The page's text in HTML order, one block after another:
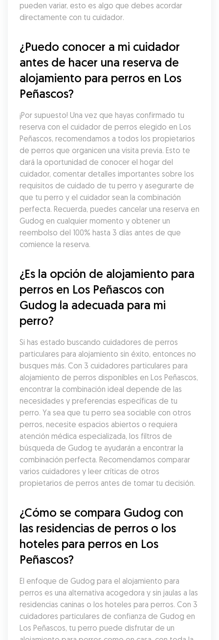
pueden variar, esto es algo que debes acordar
directamente con tu cuidador.
¿Puedo conocer a mi cuidador
antes de hacer una reserva de
alojamiento para perros en Los
Peñascos?
¡Por supuesto! Una vez que hayas confirmado tu
reserva con el cuidador de perros elegido en Los
Peñascos, recomendamos a todos los propietarios
de perros que organicen una visita previa. Esto te
dará la oportunidad de conocer el hogar del
cuidador, comentar detalles importantes sobre los
requisitos de cuidado de tu perro y asegurarte de
que tu perro y el cuidador sean la combinación
perfecta. Recuerda, puedes cancelar una reserva en
Gudog en cualquier momento y obtener un
reembolso del 100% hasta 3 días antes de que
comience la reserva.
¿Es la opción de alojamiento para
perros en Los Peñascos con
Gudog la adecuada para mi
perro?
Si has estado buscando cuidadores de perros
particulares para alojamiento sin éxito, entonces no
busques más. Con 3 cuidadores particulares para
alojamiento de perros disponibles en Los Peñascos,
encontrar la combinación ideal depende de las
necesidades y preferencias específicas de tu
perro. Ya sea que tu perro sea sociable con otros
perros, necesite espacios abiertos o requiera
atención médica especializada, los filtros de
búsqueda de Gudog te ayudarán a encontrar la
combinación perfecta. Recomendamos comparar
varios cuidadores y leer críticas de otros
propietarios de perros antes de tomar tu decisión.
¿Cómo se compara Gudog con
las residencias de perros o los
hoteles para perros en Los
Peñascos?
El enfoque de Gudog para el alojamiento para
perros es una alternativa acogedora y sin jaulas a las
residencias caninas o los hoteles para perros. Con 3
cuidadores particulares de confianza de Gudog en
Los Peñascos, tu perro puede disfrutar de un